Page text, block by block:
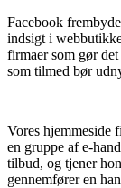
Facebook
indsigt i
firmaer som gør
som tilmed bør
Vores hjemmeside
en gruppe af e-
tilbud, og tjener
gennemfører en